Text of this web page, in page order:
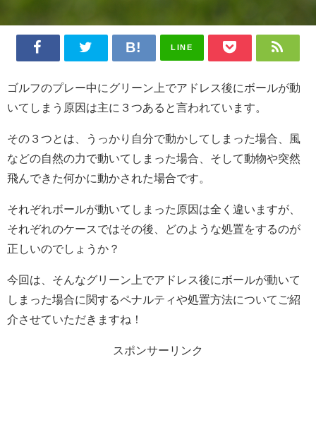
LINE
ゴルフのプレー中にグリーン上でアドレス後にボールが動
いてしまう原因は主に３つあると言われています。
その３つとは、うっかり自分で動かしてしまった場合、風
などの自然の力で動いてしまった場合、そして動物や突然
飛んできた何かに動かされた場合です。
それぞれボールが動いてしまった原因は全く違いますが、
それぞれのケースではその後、どのような処置をするのが
正しいのでしょうか？
今回は、そんなグリーン上でアドレス後にボールが動いて
しまった場合に関するペナルティや処置方法についてご紹
介させていただきますね！
スポンサーリンク